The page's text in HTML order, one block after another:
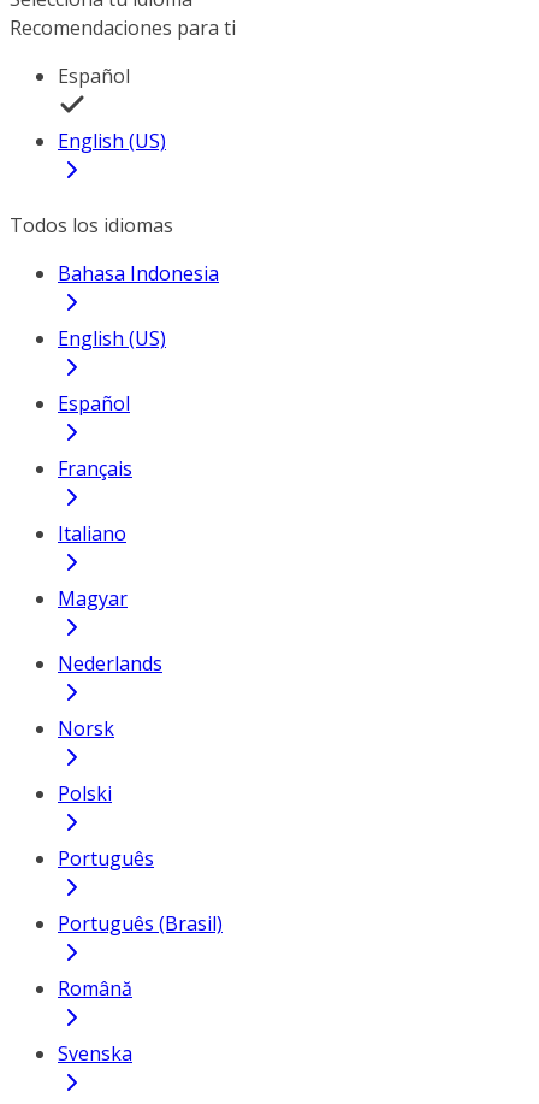
Recomendaciones para ti
Español
English (US)
Todos los idiomas
Bahasa Indonesia
English (US)
Español
Français
Italiano
Magyar
Nederlands
Norsk
Polski
Português
Português (Brasil)
Română
Svenska